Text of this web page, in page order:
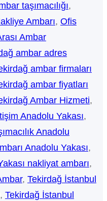
taşımacılığı
Ambarı, Ofis
Ambar
ambar adres
ambar firmaları
ambar fiyatları
Ambar Hizmeti
Anadolu Yakası
Anadolu
Anadolu Yakası
nakliyat ambarı
, Tekirdağ İstanbul
, Tekirdağ İstanbul